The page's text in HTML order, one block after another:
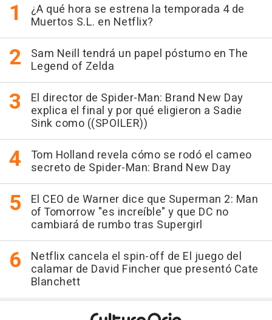
¿A qué hora se estrena la temporada 4 de
Muertos S.L. en Netflix?
Sam Neill tendrá un papel póstumo en The
Legend of Zelda
El director de Spider-Man: Brand New Day
explica el final y por qué eligieron a Sadie
Sink como ((SPOILER))
Tom Holland revela cómo se rodó el cameo
secreto de Spider-Man: Brand New Day
El CEO de Warner dice que Superman 2: Man
of Tomorrow "es increíble" y que DC no
cambiará de rumbo tras Supergirl
Netflix cancela el spin-off de El juego del
calamar de David Fincher que presentó Cate
Blanchett